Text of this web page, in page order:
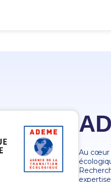
Au cœur